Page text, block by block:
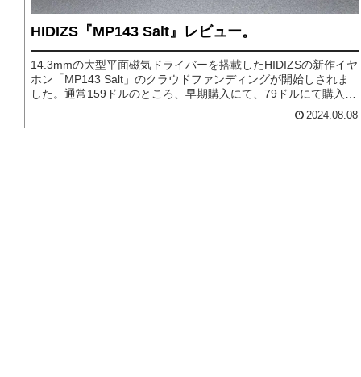
HIDIZS『MP143 Salt』レビュー。
14.3mmの大型平面磁気ドライバーを搭載したHIDIZSの新作イヤ
ホン「MP143 Salt」のクラウドファンディングが開始しされま
した。通常159ドルのところ、早期購入にて、79ドルにて購入可
能ですMP143を先行して試聴する機会をいただいたので、詳細
2024.08.08